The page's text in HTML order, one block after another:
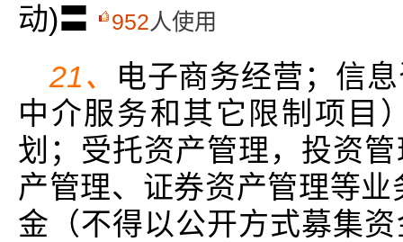
动)〓
952人使用
21、
电子商务经营；信
中介服务和其它限制项目
划；受托资产管理，投资
产管理、证券资产管理等
金（不得以公开方式募集